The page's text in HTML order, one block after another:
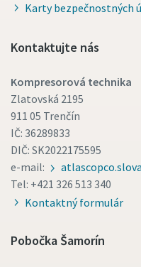
Karty bezpečnostných
Kontaktujte nás
Kompresorová technika
Zlatovská 2195
911 05 Trenčín
IČ: 36289833
DIČ: SK2022175595
e-mail:
Tel: +421 326 513 340
Kontaktný formulár
Pobočka Šamorín